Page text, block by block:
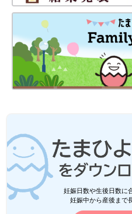
妊娠日数や生後日数に
妊娠中から産後まで